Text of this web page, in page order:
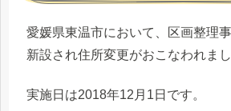
愛媛県東温市において、区画整理
新設され住所変更がおこなわれまし
実施日は2018年12月1日です。